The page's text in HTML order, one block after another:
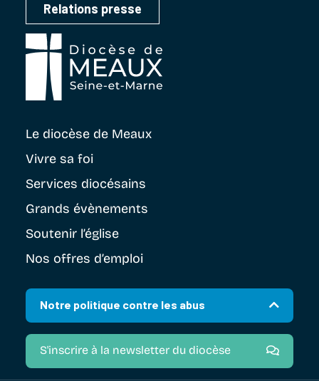
Relations presse
Le diocèse de Meaux
Vivre sa foi
Services diocésains
Grands évènements
Soutenir l’église
Nos offres d’emploi
Notre politique contre les abus
S'inscrire à la newsletter du diocèse